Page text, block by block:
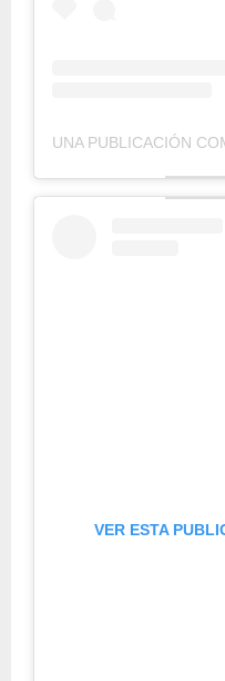
VER ESTA